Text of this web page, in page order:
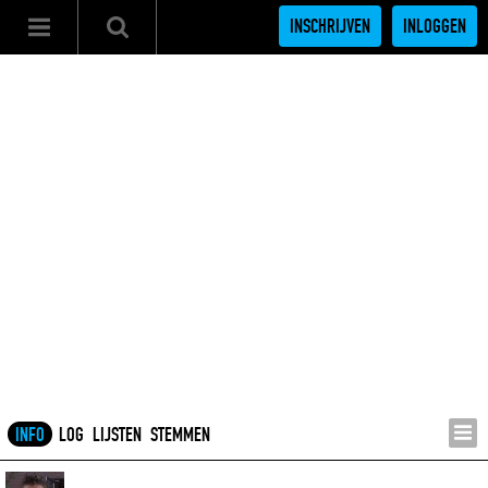
INSCHRIJVEN INLOGGEN
INFO LOG LIJSTEN STEMMEN